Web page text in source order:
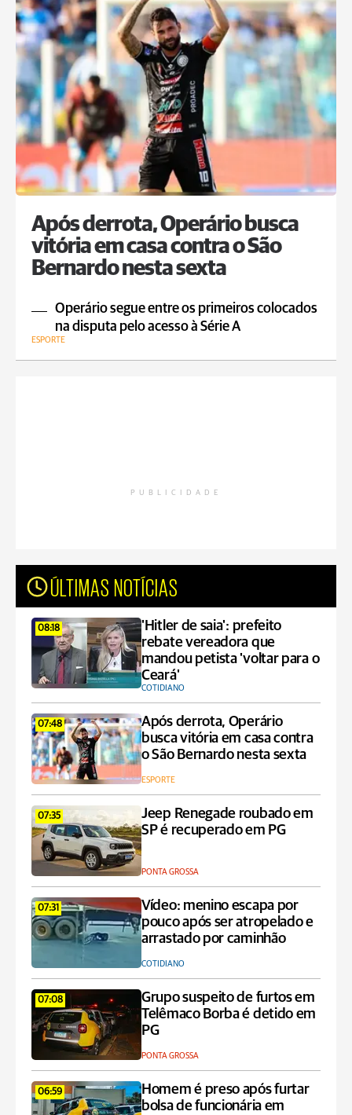
Após derrota, Operário busca
vitória em casa contra o São
Bernardo nesta sexta
Operário segue entre os primeiros colocados
na disputa pelo acesso à Série A
ESPORTE
PUBLICIDADE
ÚLTIMAS NOTÍCIAS
08:18
'Hitler de saia': prefeito
rebate vereadora que
mandou petista 'voltar para o
Ceará'
COTIDIANO
07:48
Após derrota, Operário
busca vitória em casa contra
o São Bernardo nesta sexta
ESPORTE
07:35
Jeep Renegade roubado em
SP é recuperado em PG
PONTA GROSSA
07:31
Vídeo: menino escapa por
pouco após ser atropelado e
arrastado por caminhão
COTIDIANO
07:08
Grupo suspeito de furtos em
Telêmaco Borba é detido em
PG
PONTA GROSSA
06:59
Homem é preso após furtar
bolsa de funcionária em